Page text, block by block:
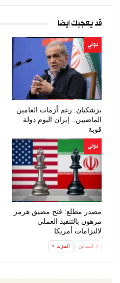
قد يعجبك ايضا
دولي
بزشكيان: رغم أزمات العامين
الماضيين.. إيران اليوم دولة
قوية
دولي
مصدر مطلع: فتح مضيق هرمز
مرهون بالتنفيذ العملي
لالتزامات أمريكا
السابق المزيد